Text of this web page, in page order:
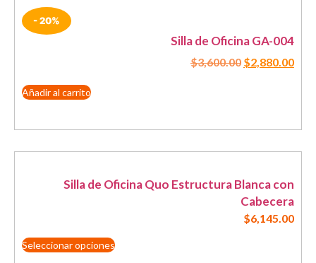
- 20%
Silla de Oficina GA-004
$3,600.00 $2,880.00
Añadir al carrito
Silla de Oficina Quo Estructura Blanca con
Cabecera
$6,145.00
Seleccionar opciones